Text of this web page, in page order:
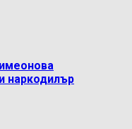
наркодилър